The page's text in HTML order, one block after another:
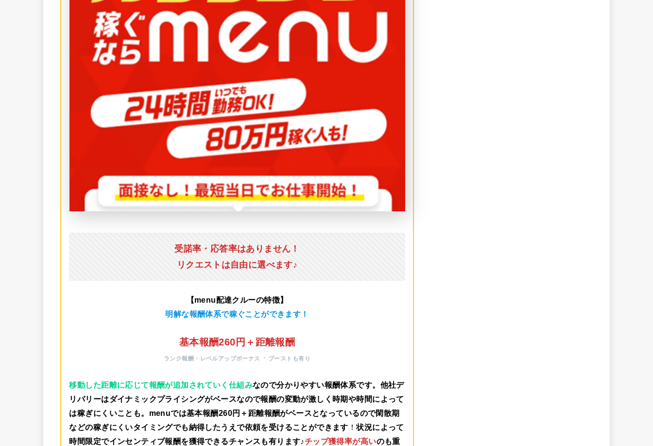
受諾率・応答率はありません！
リクエストは自由に選べます♪
【menu配達クルーの特徴】
明解な報酬体系で稼ぐことができます！
基本報酬260円＋距離報酬
ランク報酬・レベルアップボーナス ・ ブーストも有り
移動した距離に応じて報酬が追加されていく仕組みなので分かりやすい報酬体系です。他社デ
リバリーはダイナミックプライシングがベースなので報酬の変動が激しく時期や時間によって
は稼ぎにくいことも。menuでは基本報酬260円＋距離報酬がベース となっているので閑散期
などの稼ぎにくいタイミングでも納得したうえで依頼を受けることができます ！状況によって
時間限定でインセンティブ報酬を獲得できるチャンスも有ります♪チップ獲得率が高いのも重